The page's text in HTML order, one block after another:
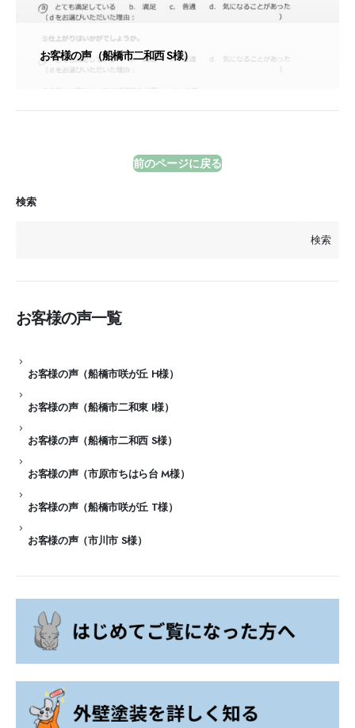
お客様の声（船橋市二和西 S様）
前のページに戻る
検索
検索
お客様の声一覧
お客様の声（船橋市咲が丘 H様）
お客様の声（船橋市二和東 I様）
お客様の声（船橋市二和西 S様）
お客様の声（市原市ちはら台 M様）
お客様の声（船橋市咲が丘 T様）
お客様の声（市川市 S様）